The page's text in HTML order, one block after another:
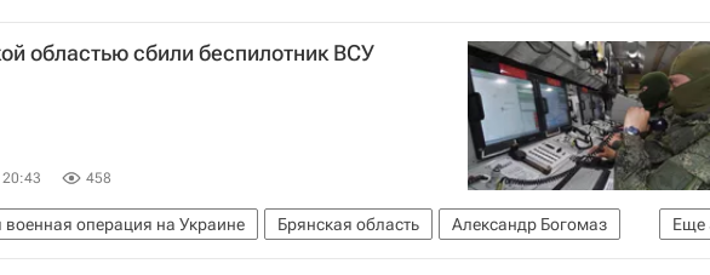
областью сбили беспилотник ВСУ
20:43 458
Еще
операция на Украине Брянская область
Александр Богомаз
обороны РФ (Минобороны РФ)
Россия
Вооруженные силы Украины